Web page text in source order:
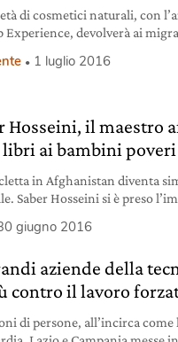
di cosmetici naturali, con
Experience, devolverà ai
1 luglio 2016
Hosseini, il maestro
ai bambini poveri
in Afghanistan diventa
Saber Hosseini si è preso
delle province
come quella del giovane
giugno 2016
aziende della
contro il lavoro
di persone, all’incirca come